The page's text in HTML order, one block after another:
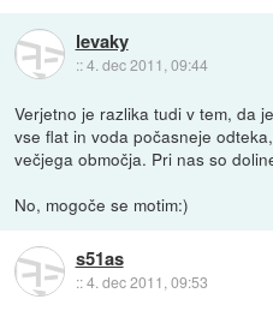
levaky
::4. dec 2011, 09:44
Verjetno je razlika tudi v tem, da
vse flat in voda počasneje
večjega območja. Pri nas so
No, mogoče se motim:)
s51as
::4. dec 2011, 09:53